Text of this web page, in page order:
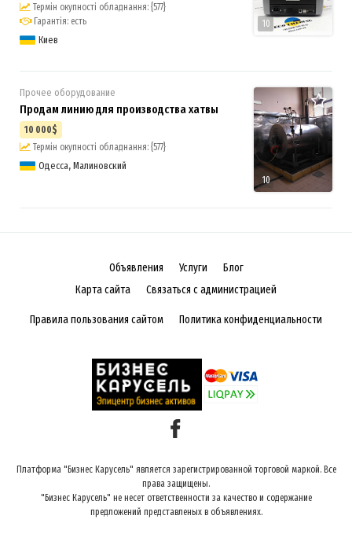
10
Термін окупності обладнання: {577}
Гарантія: есть
Киев
10
Прочее оборудование
Продам линию для производства хатвы
10 000$
Термін окупності обладнання: {577}
Одесса, Малиновский
Объявления Услуги
Блог
Карта сайта
Связаться с администрацией
Правила пользования сайтом Политика конфиденциальности
Платформа "Бизнес Карусель" является зарегистрированной торговой маркой. Все
права защищены.
"Бизнес Карусель" не несет ответственности за качество и содержание
предложений представленых в объявлениях.